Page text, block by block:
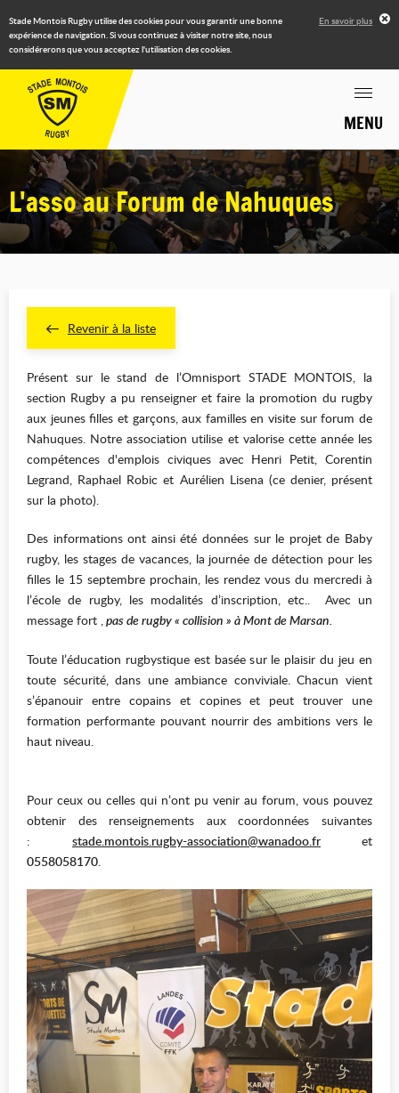
Stade Montois Rugby utilise des cookies pour vous garantir une bonne
expérience de navigation. Si vous continuez à visiter notre site, nous
considérerons que vous acceptez l'utilisation des cookies.
En savoir plus
MENU
L'asso au Forum de Nahuques
Revenir à la liste
Présent sur le stand de l’Omnisport STADE MONTOIS, la
section Rugby a pu renseigner et faire la promotion du rugby
aux jeunes filles et garçons, aux familles en visite sur forum de
Nahuques. Notre association utilise et valorise cette année les
compétences d'emplois civiques avec Henri Petit, Corentin
Legrand, Raphael Robic et Aurélien Lisena (ce denier, présent
sur la photo).
Des informations ont ainsi été données sur le projet de Baby
rugby, les stages de vacances, la journée de détection pour les
filles le 15 septembre prochain, les rendez vous du mercredi à
l’école de rugby, les modalités d’inscription, etc.. Avec un
message fort ,pas de rugby « collision » à Mont de Marsan.
Toute l’éducation rugbystique est basée sur le plaisir du jeu en
toute sécurité, dans une ambiance conviviale. Chacun vient
s’épanouir entre copains et copines et peut trouver une
formation performante pouvant nourrir des ambitions vers le
haut niveau.
Pour ceux ou celles qui n’ont pu venir au forum, vous pouvez
obtenir des renseignements aux coordonnées suivantes
: stade.montois.rugby-association@wanadoo.fr
et
0558058170.